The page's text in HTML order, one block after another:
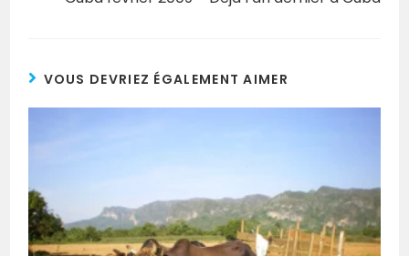
VOUS DEVRIEZ ÉGALEMENT AIMER